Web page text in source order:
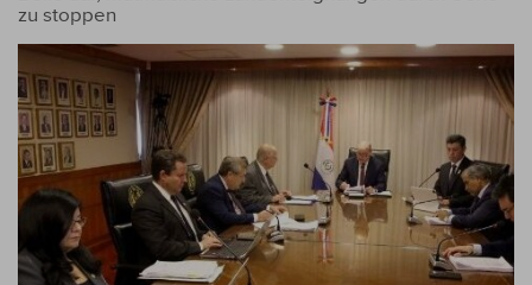
zu stoppen